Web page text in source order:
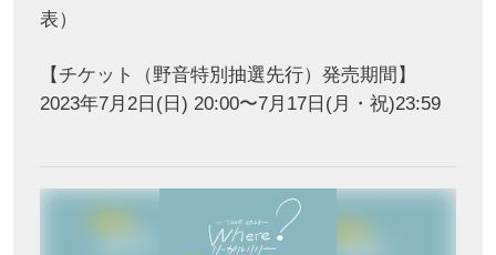
表）
【チケット（野音特別抽選先行）発売期間】
2023年7月2日(日) 20:00〜7月17日(月・祝)23:59